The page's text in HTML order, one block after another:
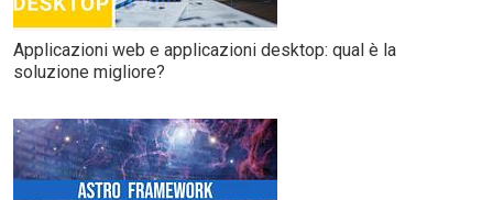
Applicazioni web e applicazioni desktop: qual è la
soluzione migliore?